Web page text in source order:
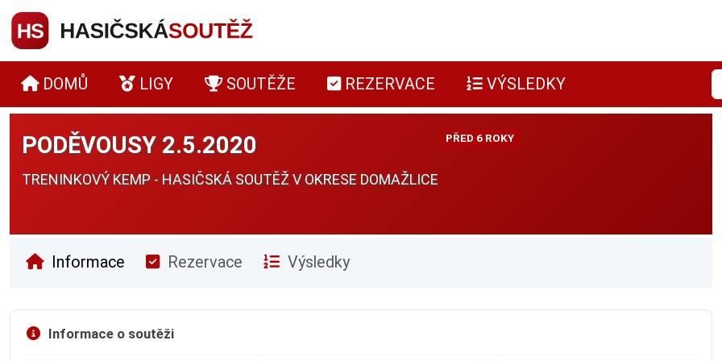
DOMŮ LIGY SOUTĚŽE REZERVACE VÝSLEDKY
PODĚVOUSY 2.5.2020
TRENINKOVÝ KEMP - HASIČSKÁ SOUTĚŽ V OKRESE DOMAŽLICE
PŘED 6 ROKY
Informace Rezervace Výsledky
Informace o soutěži